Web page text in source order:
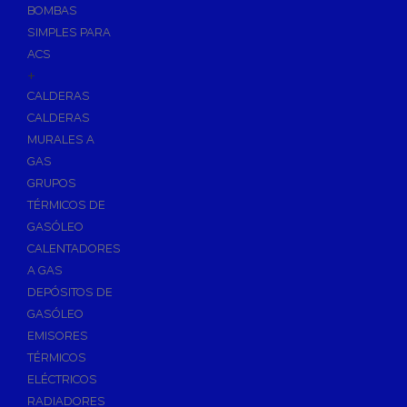
Sumideros para Piscinas
Accesorios para Piscinas
Productos Químicos para Piscinas
Reguladores de PH
Antialgas para Piscinas
Floculante para Piscinas
Cloro para Piscinas
Desinfección de Piscinas sin Cloro
Invernaje de Piscinas
Limpiadores de Piscinas
Kits Analizadores
Dosificadores
Riego, Jardín y Fuentes
BOMBAS
SIMPLES PARA
ACS
+
CALDERAS
CALDERAS
MURALES A
GAS
GRUPOS
TÉRMICOS DE
GASÓLEO
CALENTADORES
A GAS
DEPÓSITOS DE
GASÓLEO
EMISORES
TÉRMICOS
ELÉCTRICOS
RADIADORES